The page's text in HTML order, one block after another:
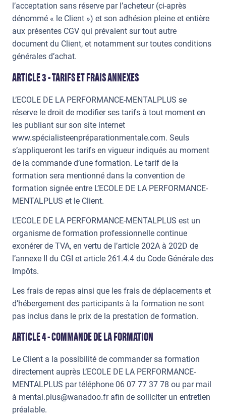
l’acceptation sans réserve par l’acheteur (ci-après
dénommé « le Client ») et son adhésion pleine et entière
aux présentes CGV qui prévalent sur tout autre
document du Client, et notamment sur toutes conditions
générales d’achat.
ARTICLE 3 - TARIFS ET FRAIS ANNEXES
L’ECOLE DE LA PERFORMANCE-MENTALPLUS se
réserve le droit de modifier ses tarifs à tout moment en
les publiant sur son site internet
www.spécialisteenpréparationmentale.com. Seuls
s’appliqueront les tarifs en vigueur indiqués au moment
de la commande d’une formation. Le tarif de la
formation sera mentionné dans la convention de
formation signée entre L’ECOLE DE LA PERFORMANCE-
MENTALPLUS et le Client.
L’ECOLE DE LA PERFORMANCE-MENTALPLUS est un
organisme de formation professionnelle continue
exonérer de TVA, en vertu de l’article 202A à 202D de
l’annexe II du CGI et article 261.4.4 du Code Générale des
Impôts.
Les frais de repas ainsi que les frais de déplacements et
d’hébergement des participants à la formation ne sont
pas inclus dans le prix de la prestation de formation.
ARTICLE 4 - COMMANDE DE LA FORMATION
Le Client a la possibilité de commander sa formation
directement auprès L’ECOLE DE LA PERFORMANCE-
MENTALPLUS par téléphone 06 07 77 37 78 ou par mail
à mental.plus@wanadoo.frafin de solliciter un entretien
préalable.